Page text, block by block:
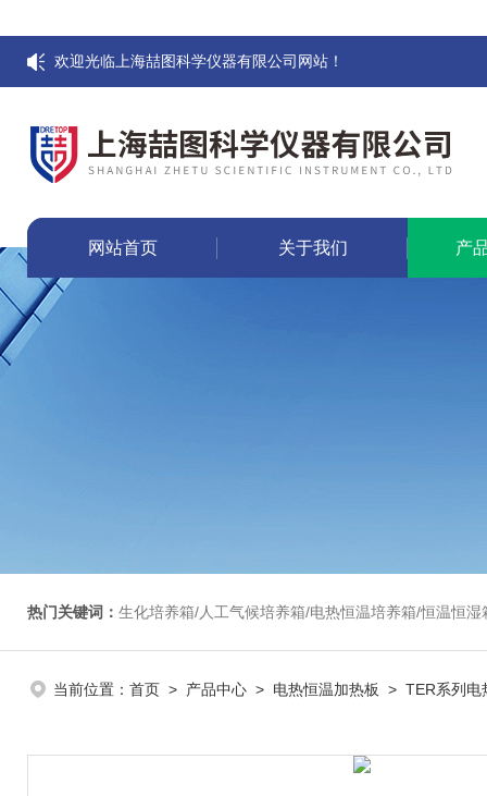
欢迎光临上海喆图科学仪器有限公司网站！
网站首页 关于我们 产
热门关键词： 生化培养箱/人工气候培养箱/电热恒温培养箱/恒温恒湿箱/光照培养箱/二氧化碳培养箱
当前位置： 首页 > 产品中心 > 电热恒温加热板 > TER系列电